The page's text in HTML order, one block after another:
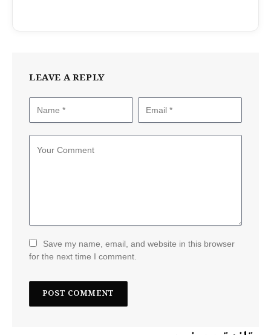
LEAVE A REPLY
Save my name, email, and website in this browser
for the next time I comment.